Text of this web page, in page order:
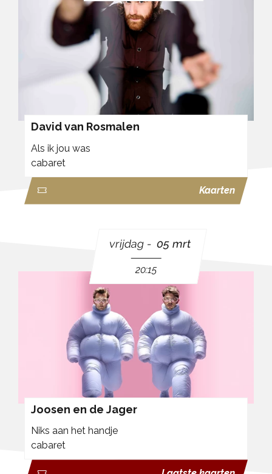
David van Rosmalen
Als ik jou was
cabaret
Kaarten
vrijdag 05 mrt
20:15
Joosen en de Jager
Niks aan het handje
cabaret